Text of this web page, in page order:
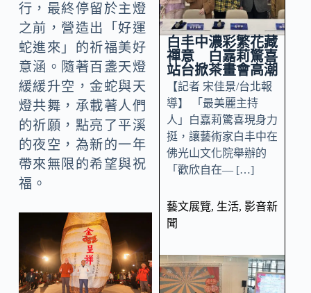
行，最終停留於主燈
之前，營造出「好運
蛇進來」的祈福美好
意涵。隨著百盞天燈
緩緩升空，金蛇與天
燈共舞，承載著人們
的祈願，點亮了平溪
的夜空，為新的一年
帶來無限的希望與祝
福。
白丰中濃彩繁花藏
禪意 白嘉莉驚喜
站台掀茶畫會高潮
【記者 宋佳景/台北報
導】 「最美麗主持
人」白嘉莉驚喜現身力
挺，讓藝術家白丰中在
佛光山文化院舉辦的
「歡欣自在— […]
藝文展覽, 生活, 影音新
聞